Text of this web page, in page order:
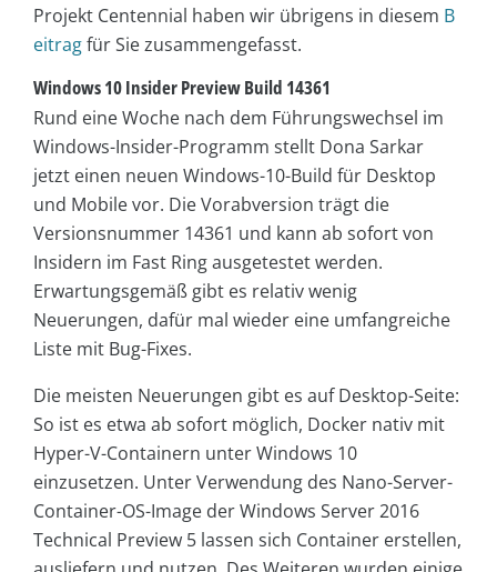
Projekt Centennial haben wir übrigens in diesem B
eitragfür Sie zusammengefasst.
Windows 10 Insider Preview Build 14361
Rund eine Woche nach dem Führungswechsel im
Windows-Insider-Programm stellt Dona Sarkar
jetzt einen neuen Windows-10-Build für Desktop
und Mobile vor. Die Vorabversion trägt die
Versionsnummer 14361 und kann ab sofort von
Insidern im Fast Ring ausgetestet werden.
Erwartungsgemäß gibt es relativ wenig
Neuerungen, dafür mal wieder eine umfangreiche
Liste mit Bug-Fixes.
Die meisten Neuerungen gibt es auf Desktop-Seite:
So ist es etwa ab sofort möglich, Docker nativ mit
Hyper-V-Containern unter Windows 10
einzusetzen. Unter Verwendung des Nano-Server-
Container-OS-Image der Windows Server 2016
Technical Preview 5 lassen sich Container erstellen,